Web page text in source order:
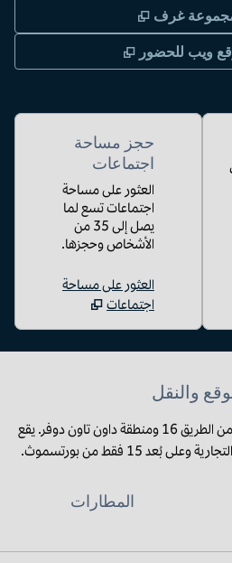
غرف
ويب للحضور
حجز مساحة
اجتماعات
العثور على مساحة
اجتماعات تسع لما
يصل إلى 35 من
الأشخاص وحجزها.
العثور على مساحة
اجتماعات
والنقل
يقع الفندق على بُعد دقائق فقط من الطريق 16 ومنطقة داون تاون دوفر. يقع
15 فقط من بورتسموث.
المطارات